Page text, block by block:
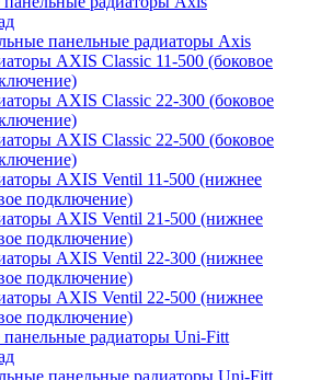
панельные радиаторы Axis
AXIS Classic 11-500 (боковое
AXIS Classic 22-300 (боковое
AXIS Classic 22-500 (боковое
AXIS Ventil 11-500 (нижнее
подключение)
AXIS Ventil 21-500 (нижнее
подключение)
AXIS Ventil 22-300 (нижнее
подключение)
AXIS Ventil 22-500 (нижнее
подключение)
радиаторы Uni-Fitt
панельные радиаторы Uni-Fitt